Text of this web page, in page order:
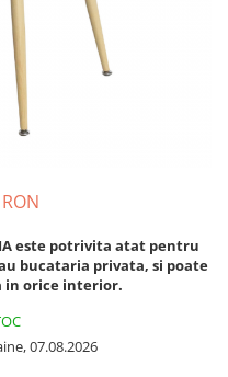
este potrivita atat pentru
bucataria privata, si poate
orice interior.
07.08.2026